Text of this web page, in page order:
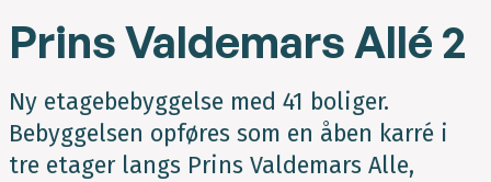
Prins Valdemars Allé 2
Ny etagebebyggelse med 41 boliger.
Bebyggelsen opføres som en åben karré i
tre etager langs Prins Valdemars Alle,